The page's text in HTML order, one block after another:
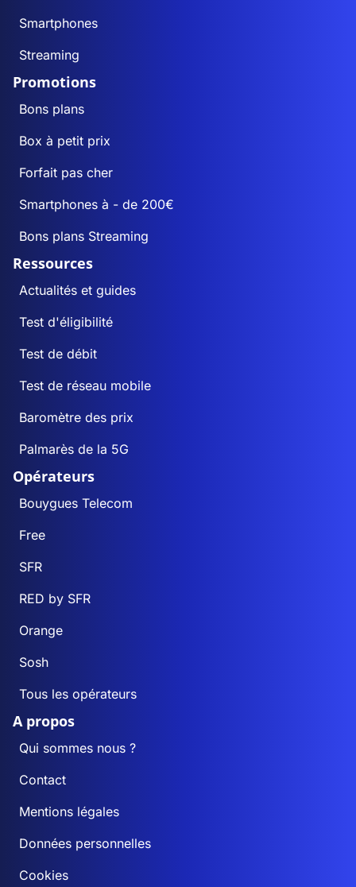
Smartphones
Streaming
Promotions
Bons plans
Box à petit prix
Forfait pas cher
Smartphones à - de 200€
Bons plans Streaming
Ressources
Actualités et guides
Test d'éligibilité
Test de débit
Test de réseau mobile
Baromètre des prix
Palmarès de la 5G
Opérateurs
Bouygues Telecom
Free
SFR
RED by SFR
Orange
Sosh
Tous les opérateurs
A propos
Qui sommes nous ?
Contact
Mentions légales
Données personnelles
Cookies